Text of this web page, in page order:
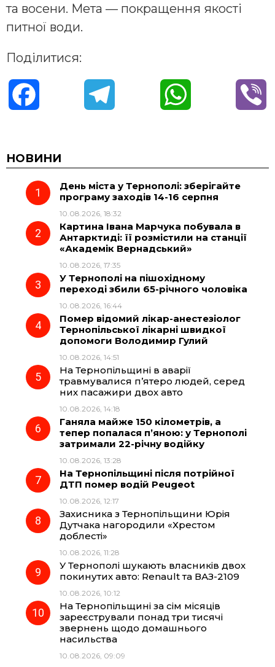
та восени. Мета — покращення якості
питної води.
Поділитися:
c
e
o
o
e
g
r
a
m
t
A
p
НОВИНИ
День міста у Тернополі: зберігайте
програму заходів 14-16 серпня
10.08.2026, 18:32
Картина Івана Марчука побувала в
Антарктиді: її розмістили на станції
«Академік Вернадський»
10.08.2026, 17:35
У Тернополі на пішохідному
переході збили 65-річного чоловіка
10.08.2026, 16:44
Помер відомий лікар-анестезіолог
Тернопільської лікарні швидкої
допомоги Володимир Гулий
10.08.2026, 14:51
На Тернопільщині в аварії
травмувалися п’ятеро людей, серед
них пасажири двох авто
10.08.2026, 14:18
Ганяла майже 150 кілометрів, а
тепер попалася п’яною: у Тернополі
затримали 22-річну водійку
10.08.2026, 13:28
На Тернопільщині після потрійної
ДТП помер водій Peugeot
10.08.2026, 12:17
Захисника з Тернопільщини Юрія
Дутчака нагородили «Хрестом
доблесті»
10.08.2026, 11:28
У Тернополі шукають власників двох
покинутих авто: Renault та ВАЗ-2109
10.08.2026, 10:12
На Тернопільщині за сім місяців
зареєстрували понад три тисячі
звернень щодо домашнього
насильства
10.08.2026, 09:09